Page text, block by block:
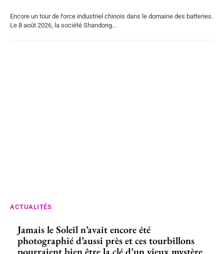
Encore un tour de force industriel chinois dans le domaine des batteries.
Le 8 août 2026, la société Shandong...
ACTUALITÉS
Jamais le Soleil n’avait encore été
photographié d’aussi près et ces tourbillons
pourraient bien être la clé d’un vieux mystère